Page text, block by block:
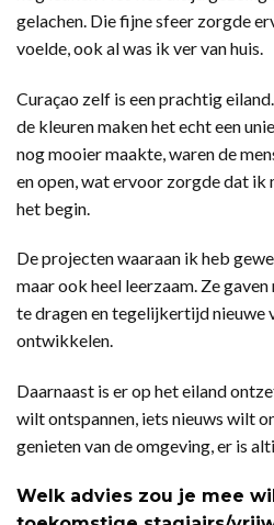
gelachen. Die fijne sfeer zorgde
voelde, ook al was ik ver van huis.
Curaçao zelf is een prachtig
de kleuren maken het echt een
nog mooier maakte, waren de
en open, wat ervoor zorgde dat ik
het begin.
De projecten waaraan ik heb
maar ook heel leerzaam. Ze
te dragen en tegelijkertijd nieuwe
ontwikkelen.
Daarnaast is er op het eiland
wilt ontspannen, iets nieuws wilt
genieten van de omgeving, er is
Welk advies zou je mee